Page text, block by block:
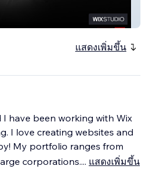
แสดงเพิ่มขึ้น
I have been working with Wix
I love creating websites and
My portfolio ranges from
corporations.... แสดงเพิ่มขึ้น